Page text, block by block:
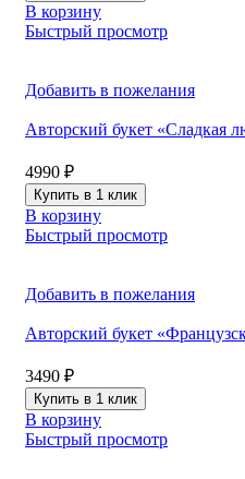
В корзину
Быстрый просмотр
Добавить в пожелания
Авторский букет «Сладкая
4990 ₽
Купить в 1 клик
В корзину
Быстрый просмотр
Добавить в пожелания
Авторский букет
3490 ₽
Купить в 1 клик
В корзину
Быстрый просмотр